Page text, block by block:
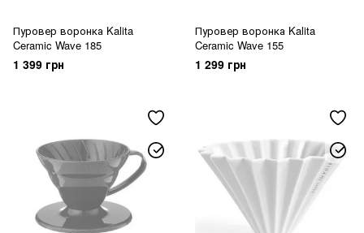
Пуровер воронка Kalita
Ceramic Wave 185
1 399 грн
Пуровер воронка Kalita
Ceramic Wave 155
1 299 грн